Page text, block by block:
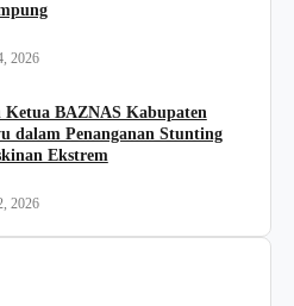
2026
Ketua BAZNAS Kabupaten
dalam Penanganan Stunting
Ekstrem
2026